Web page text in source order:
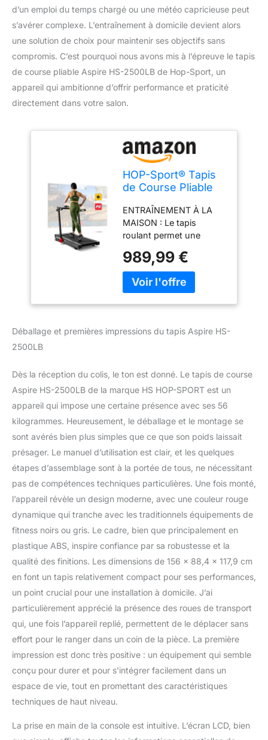
d’un emploi du temps chargé ou une météo capricieuse peut
s’avérer complexe. L’entraînement à domicile devient alors
une solution de choix pour maintenir ses objectifs sans
compromis. C’est pourquoi nous avons mis à l’épreuve le tapis
de course pliable Aspire HS-2500LB de Hop-Sport, un
appareil qui ambitionne d’offrir performance et praticité
directement dans votre salon.
HOP-Sport® Tapis
de Course Pliable
HS-2500LB -
Vitesse jusqu'à 18
km/h, Moteur 3 CV,
Surface de Course
50x125 cm, USB et
Bluetooth, Charge
jusqu'à 150 kg,
ENTRAÎNEMENT À LA
MAISON : Le tapis
roulant permet une
entraînement cardio
optimaux par tous les
temps. Lorsque vous
mettre dans un coin.
Moteur puissant de 3
CV, surface de course 50
maximale jusqu'à 18
km/h, connexion USB et
Bluetooth, affichage
lisible, charge maximale
de l'inclinaison à partir de
0 ° à 15°, application
mobile FitShow. MESURE
DU POULS : Les capteurs
de fréquence cardiaque
de haute qualité sont sur
les poignées. Cela vous
permet de surveiller
précisément votre
fréquence cardiaque
entraînements sur le
tapis de course
électrique. RÉGLAGE DE
L'INCLINAISON JUSQU'À
15° : Courez en montée
pour un entraînement
varié et encore plus
fonction Incline pour
989,99 €
Déballage et premières impressions du tapis Aspire HS-
2500LB
Dès la réception du colis, le ton est donné. Le tapis de course
Aspire HS-2500LB de la marque HS HOP-SPORT est un
appareil qui impose une certaine présence avec ses 56
kilogrammes. Heureusement, le déballage et le montage se
sont avérés bien plus simples que ce que son poids laissait
présager. Le manuel d’utilisation est clair, et les quelques
étapes d’assemblage sont à la portée de tous, ne nécessitant
pas de compétences techniques particulières. Une fois monté,
l’appareil révèle un design moderne, avec une couleur rouge
dynamique qui tranche avec les traditionnels équipements de
fitness noirs ou gris. Le cadre, bien que principalement en
plastique ABS, inspire confiance par sa robustesse et la
qualité des finitions. Les dimensions de 156 x 88,4 x 117,9 cm
en font un tapis relativement compact pour ses performances,
un point crucial pour une installation à domicile. J’ai
particulièrement apprécié la présence des roues de transport
qui, une fois l’appareil replié, permettent de le déplacer sans
effort pour le ranger dans un coin de la pièce. La première
impression est donc très positive : un équipement qui semble
conçu pour durer et pour s’intégrer facilement dans un
espace de vie, tout en promettant des caractéristiques
techniques de haut niveau.
La prise en main de la console est intuitive. L’écran LCD, bien